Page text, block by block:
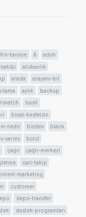
tavsiye 6
adım
takibi
aliskanlik
arada
arayanı-bil
aylık
backup
basit
birak-kesfetsin
nedir bizden
black
series
bulut
çağrı
çağrı-merkezi
cari-takip
marketing
customer
depo-transfer
destek-programları